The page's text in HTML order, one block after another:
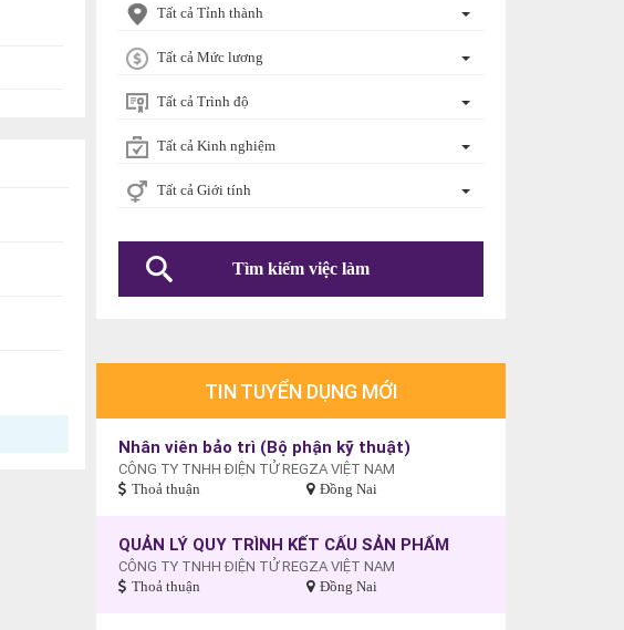
Tất cả Tỉnh thành
Tất cả Mức lương
Tất cả Trình độ
Tất cả Kinh nghiệm
Tất cả Giới tính
TIN TUYỂN DỤNG MỚI
Nhân viên bảo trì (Bộ phận kỹ thuật)
CÔNG TY TNHH ĐIỆN TỬ REGZA VIỆT NAM
Thoả thuận Đồng Nai
QUẢN LÝ QUY TRÌNH KẾT CẤU SẢN PHẨM
CÔNG TY TNHH ĐIỆN TỬ REGZA VIỆT NAM
Thoả thuận Đồng Nai